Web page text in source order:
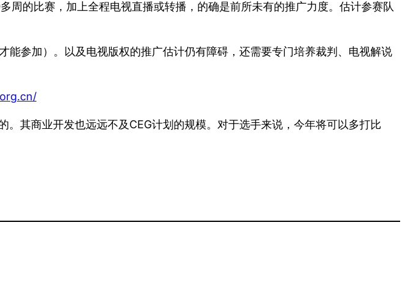
的比赛，加上全程电视直播或转播，的确是前所未有的推广力度。估计参赛队
参加）。以及电视版权的推广估计仍有障碍，还需要专门培养裁判、电视解说
其商业开发也远远不及CEG计划的规模。对于选手来说，今年将可以多打比